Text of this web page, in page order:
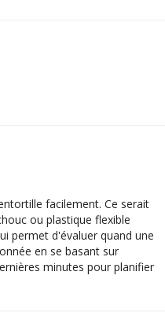
facilement. Ce serait
ou plastique flexible
permet d'évaluer quand une
en se basant sur
minutes pour planifier